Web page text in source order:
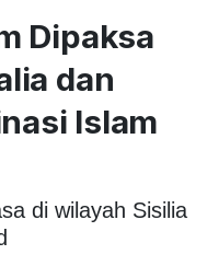
Dipaksa
dan
Islam
di wilayah Sisilia